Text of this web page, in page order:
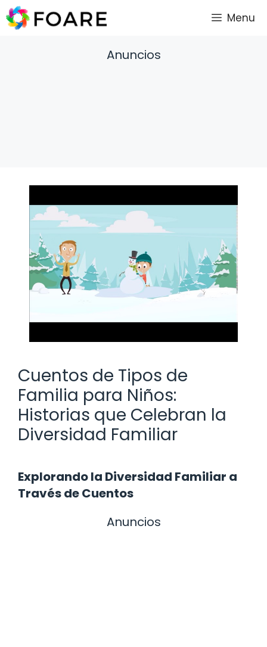
Saltar
al
Menu
Anuncios
Cuentos de Tipos de
Familia para Niños:
Historias que Celebran la
Diversidad Familiar
Explorando la Diversidad Familiar a
Través de Cuentos
Anuncios